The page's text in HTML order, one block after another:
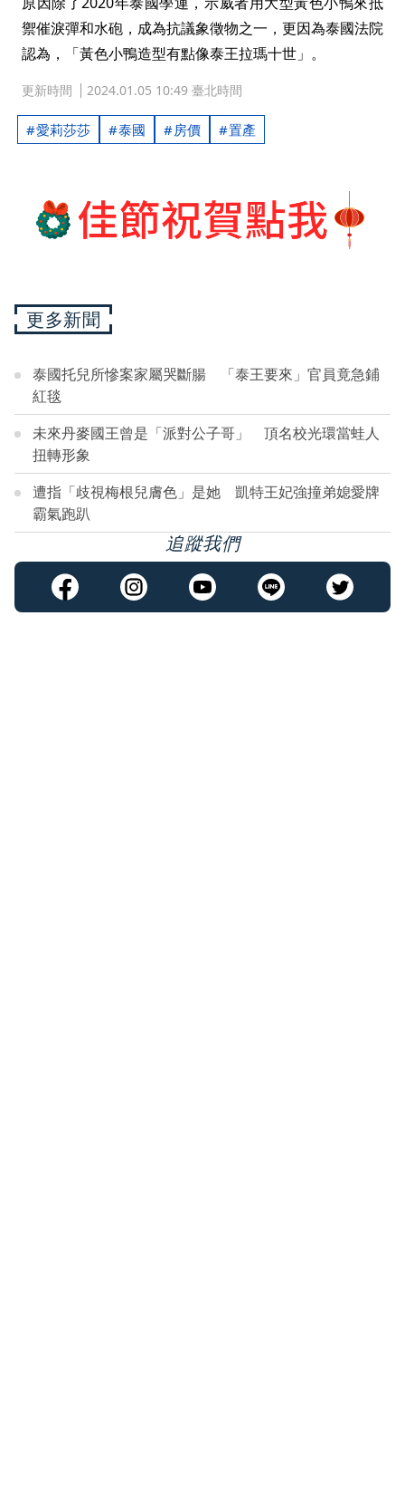
禦催淚彈和水砲，成為抗議象徵物之一，更因為泰國法院
認為，「黃色小鴨造型有點像泰王拉瑪十世」。
更新時間 2024.01.05 10:49 臺北時間
愛莉莎莎 泰國 房價 置產
更多新聞
泰國托兒所慘案家屬哭斷腸 「泰王要來」官員竟急鋪
紅毯
未來丹麥國王曾是「派對公子哥」 頂名校光環當蛙人
扭轉形象
遭指「歧視梅根兒膚色」是她 凱特王妃強撞弟媳愛牌
霸氣跑趴
追蹤我們